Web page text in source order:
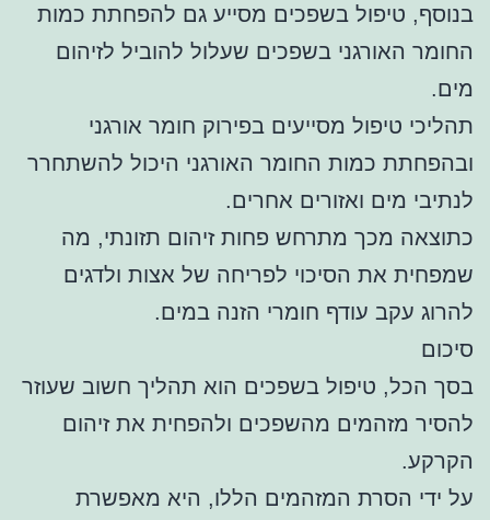
בנוסף, טיפול בשפכים מסייע גם להפחתת כמות
החומר האורגני בשפכים שעלול להוביל לזיהום
מים.
תהליכי טיפול מסייעים בפירוק חומר אורגני
ובהפחתת כמות החומר האורגני היכול להשתחרר
לנתיבי מים ואזורים אחרים.
כתוצאה מכך מתרחש פחות זיהום תזונתי, מה
שמפחית את הסיכוי לפריחה של אצות ולדגים
להרוג עקב עודף חומרי הזנה במים.
סיכום
בסך הכל, טיפול בשפכים הוא תהליך חשוב שעוזר
להסיר מזהמים מהשפכים ולהפחית את זיהום
הקרקע.
על ידי הסרת המזהמים הללו, היא מאפשרת